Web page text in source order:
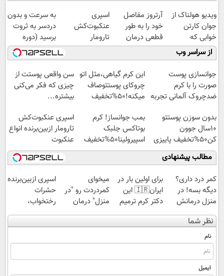
ویدیو هولناک از
جوان کارتن
خوابی که
میلیاردر شد.
آموزش رایگان
آرتروز مفاصل
خود را به طور
قطعی درمان
کنید!
◗پرسش‌نامه◖
اسپری
عنکبوت‌‌کش
تارومار
ازبین‌برنده انواع
عنکبوت
به سرعت و بدون
دردسر به ثروت
برسید (دوره
کاملا رایگان
پولسازی)
از سراسر وب
جوانسازی پوست
صورت را با کرم
ضدچروک آلمانی تجربه
این کرم گیاهی،مثل اتو
چروکای پوستتوصاف
میکنه!50%تخفیف
سن واقعی پوستت از
چیزی که فکر می‌کنی
بیشتره...
بدون سوزن پوستتو
10سال جوون
کن50%تخفیف پاییزی
بمب جوانساز! کرم
بوتاکس جلبک
اسپیرولینا50%تخفیف
اسپری عنکبوت‌‌کش
تارومار ازبین‌برنده انواع
عنکبوت
مطالب پیشنهادی
کمر درد داری؟
دیگه بسه! در
منزل درمانش
کن
(◀پرسش‌نامه)
برای اولین بار در
ایران🇮🇷 این
دکتر کرم ترمیم
کننده 23 روزه
ساخت!
میخوای
کمردردت رو "در
منزل" درمان
کنی؟ (◂فیلم +
◂پرسش‌نامه)
اسپری ازبین‌برنده
حشرات
رختخواب،
مناسب برای
مقابله با انواع
نظر شما
نام
ایمیل